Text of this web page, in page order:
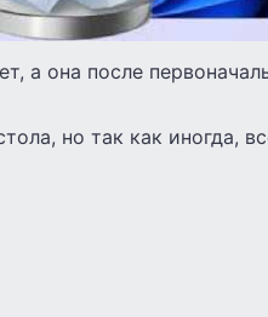
а она после
но так как иногда,